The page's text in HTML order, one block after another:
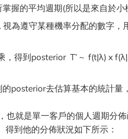
握的平均週期(所以是來自於小
視為遵守某種機率分配的數字
，得到posterior T’ ~ f(t|λ) x
的posterior去估算基本的統計
也就是單一客戶的個人週期分
得到他的分佈狀況如下所示：